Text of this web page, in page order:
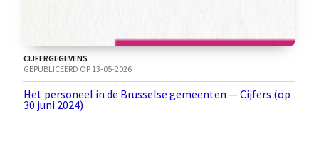
CIJFERGEGEVENS
GEPUBLICEERD OP 13-05-2026
Het personeel in de Brusselse gemeenten — Cijfers (op
30 juni 2024)